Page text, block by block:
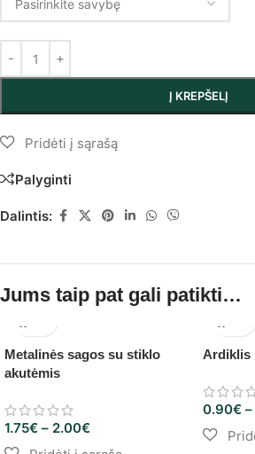
Į KREPŠELĮ
Palyginti
Dalintis:
Jums taip pat gali patikti…
Metalinės sagos su stiklo
akutėmis
1.75€ – 2.00€
Ardiklis
0.90€ –